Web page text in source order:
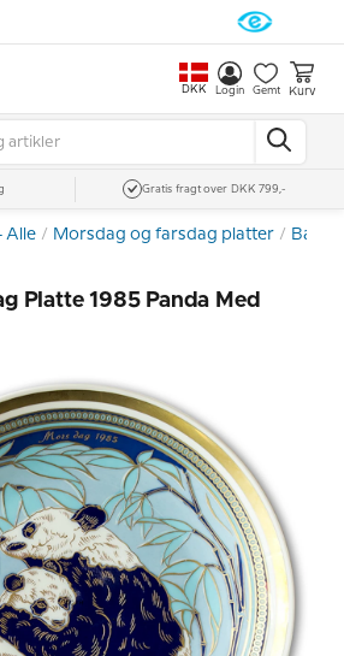
DKK Login Gemt Kurv
Gratis fragt over DKK 799,-
Alle Morsdag og farsdag platter
Platte 1985 Panda Med